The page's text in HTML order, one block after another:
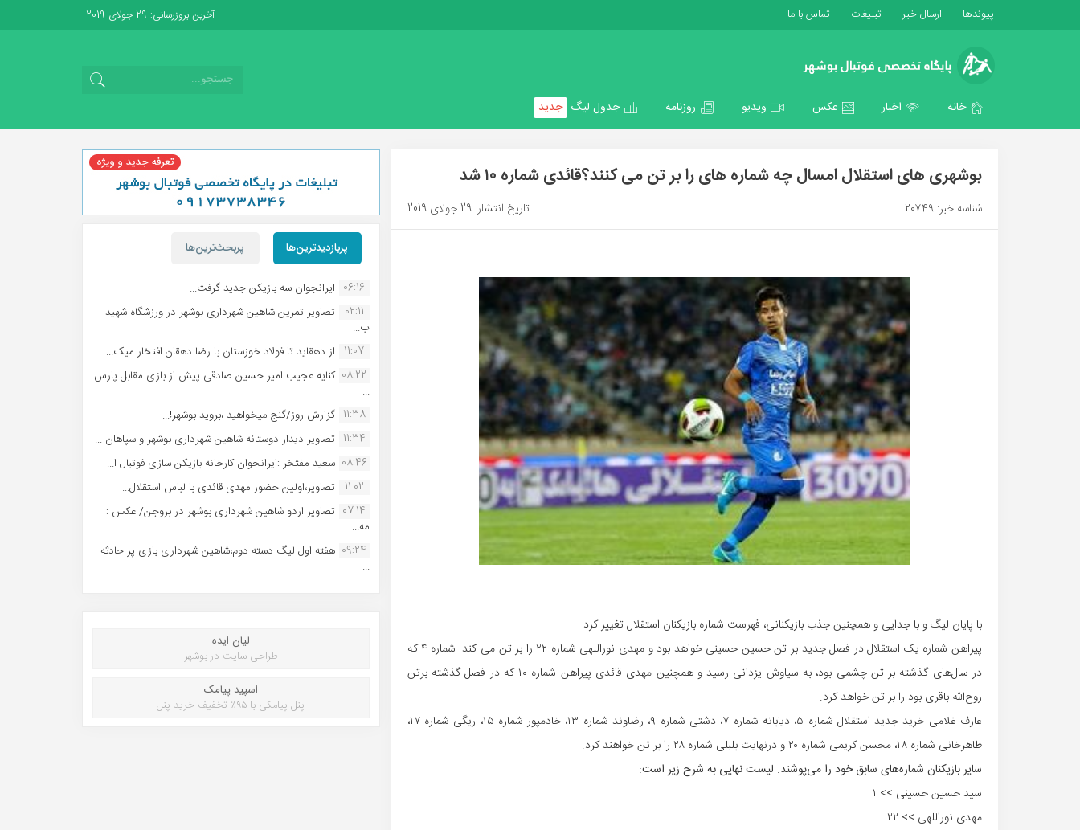
پیوندها ارسال خبر تبلیغات تماس با ما آخرین بروزرسانی: 29 جولای 2019
خانه اخبار عکس ویدیو روزنامه جدول لیگ جدید
بوشهری های استقلال امسال چه شماره های را بر تن می کنند؟قائدی شماره ۱۰ شد
شناسه خبر: 20749 تاریخ انتشار: 29 جولای 2019
با پایان لیگ و با جدایی و ‌همچنین جذب بازیکنانی، فهرست شماره بازیکنان استقلال تغییر کرد.
پیراهن شماره یک استقلال در فصل جدید بر تن حسین حسینی خواهد بود و مهدی نوراللهی شماره ۲۲ را بر تن می کند. شماره ۴ که
در سال‌های گذشته بر تن چشمی بود، به سیاوش یزدانی رسید و همچنین مهدی قائدی پیراهن شماره ۱۰ که در فصل گذشته برتن
روح‌الله باقری بود را بر تن خواهد کرد.
عارف غلامی خرید جدید استقلال شماره ۵، دیاباته شماره ۷، دشتی شماره ۹، رضاوند شماره ۱۳، خادمپور شماره ۱۵، ریگی شماره ۱۷،
طاهرخانی شماره ۱۸، محسن کریمی شماره ۲۰ و درنهایت بلبلی شماره ۲۸ را بر تن خواهند کرد.
سایر بازیکنان شماره‌های سابق خود را می‌پوشند. لیست نهایی به شرح زیر است:
سید حسین حسینی >> ۱
مهدی نوراللهی >> ۲۲
پربازدیدترین‌ها پربحث‌ترین‌ها
06:16 ایرانجوان سه بازیکن جدید گرفت...
02:11
تصاویر تمرین شاهین شهردارى بوشهر در ورزشگاه شهید
ب...
11:07 از دهقاید تا فولاد خوزستان با رضا دهقان:افتخار میک...
08:22 کنایه عجیب امیر حسین صادقی پیش از بازی مقابل پارس
...
11:38 گزارش روز/گنج میخواهید ،بروید بوشهر!...
11:34 تصاویر دیدار دوستانه شاهین شهردارى بوشهر و سپاهان ...
08:46 سعید مفتخر :ایرانجوان کارخانه بازیکن سازی فوتبال ا...
11:02
تصاویر،اولین حضور مهدی قائدی با لباس استقلال...
07:14 تصاویر اردو شاهین شهرداری بوشهر در بروجن/ عکس :
مه...
09:24 هفته اول لیگ دسته دوم،شاهین شهرداری بازی پر حادثه
...
لیان ایده
طراحی سایت در بوشهر
اسپید پیامک
پنل پیامکی با ۹۵٪ تخفیف خرید پنل